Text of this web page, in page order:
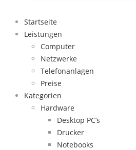
Startseite
Leistungen
Computer
Netzwerke
Telefonanlagen
Preise
Kategorien
Hardware
Desktop PC’s
Drucker
Notebooks